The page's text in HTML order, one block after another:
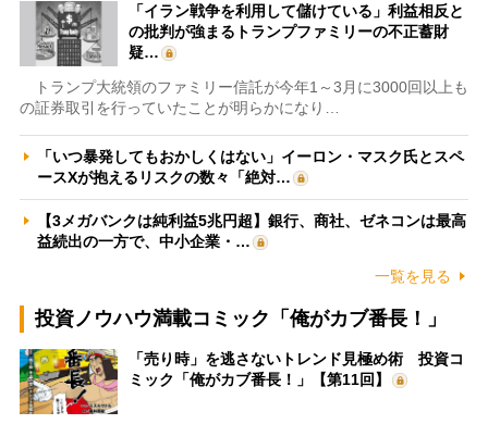
「イラン戦争を利用して儲けている」利益相反と
の批判が強まるトランプファミリーの不正蓄財
疑…
トランプ大統領のファミリー信託が今年1～3月に3000回以上も
の証券取引を行っていたことが明らかになり…
「いつ暴発してもおかしくはない」イーロン・マスク氏とスペ
ースXが抱えるリスクの数々「絶対…
【3メガバンクは純利益5兆円超】銀行、商社、ゼネコンは最高
益続出の一方で、中小企業・…
一覧を見る
投資ノウハウ満載コミック「俺がカブ番長！」
「売り時」を逃さないトレンド見極め術 投資コ
ミック「俺がカブ番長！」【第11回】